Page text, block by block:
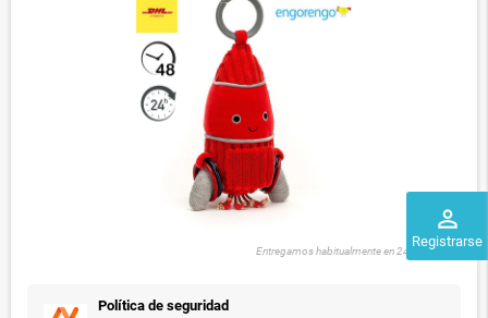
perm_identity
Registrarse
Entregamos habitualmente en 24 a 48 horas
Política de seguridad